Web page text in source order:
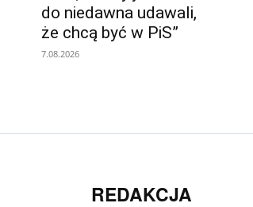
do niedawna udawali,
że chcą być w PiS”
7.08.2026
REDAKCJA